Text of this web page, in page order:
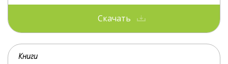
Скачать
Книги